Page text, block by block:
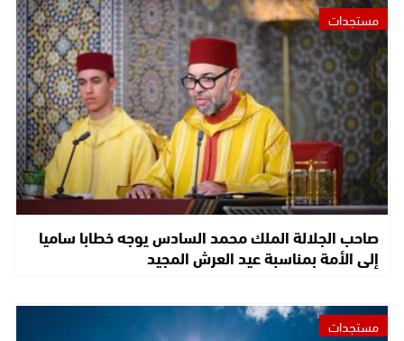
مستجدات
صاحب الجلالة الملك محمد السادس يوجه خطابا ساميا
إلى الأمة بمناسبة عيد العرش المجيد
مستجدات